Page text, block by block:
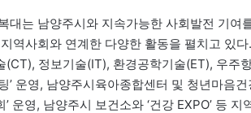
대는 남양주시와 지속가능한 사회발전 기여
역사회와 연계한 다양한 활동을 펼치고 있
(CT), 정보기술(IT), 환경공학기술(ET), 우주
’ 운영, 남양주시육아종합센터 및 청년마음
’ 운영, 남양주시 보건소와 ‘건강 EXPO’ 등